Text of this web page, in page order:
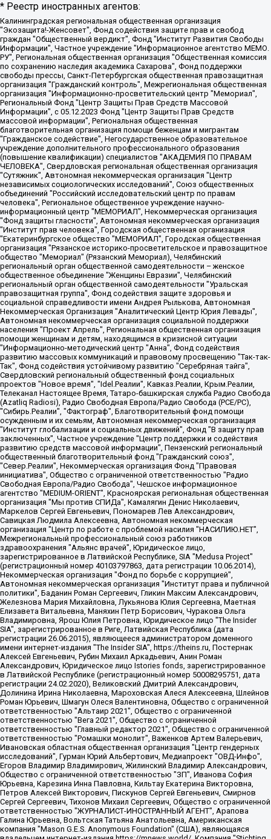
* Реестр иностранных агентов:
Калининградская региональная общественная организация "Экозащита!-Женсовет", Фонд содействия защите прав и свобод граждан "Общественный вердикт", Фонд "Институт Развития Свободы Информации", Частное учреждение "Информационное агентство МЕМО. РУ", Региональная общественная организация "Общественная комиссия по сохранению наследия академика Сахарова", Фонд поддержки свободы прессы, Санкт-Петербургская общественная правозащитная организация "Гражданский контроль", Межрегиональная общественная организация "Информационно-просветительский центр "Мемориал", Региональный Фонд "Центр Защиты Прав Средств Массовой Информации", с 05.12.2023 Фонд "Центр Защиты Прав Средств массовой информации", Региональная общественная благотворительная организация помощи беженцам и мигрантам "Гражданское содействие", Негосударственное образовательное учреждение дополнительного профессионального образования (повышение квалификации) специалистов "АКАДЕМИЯ ПО ПРАВАМ ЧЕЛОВЕКА", Свердловская региональная общественная организация "Сутяжник", Автономная некоммерческая организация "Центр независимых социологических исследований", Союз общественных объединений "Российский исследовательский центр по правам человека", Региональное общественное учреждение научно-информационный центр "МЕМОРИАЛ", Некоммерческая организация "Фонд защиты гласности", Автономная некоммерческая организация "Институт прав человека", Городская общественная организация "Екатеринбургское общество "МЕМОРИАЛ", Городская общественная организация "Рязанское историко-просветительское и правозащитное общество "Мемориал" (Рязанский Мемориал), Челябинский региональный орган общественной самодеятельности – женское общественное объединение "Женщины Евразии", Челябинский региональный орган общественной самодеятельности "Уральская правозащитная группа", Фонд содействия защите здоровья и социальной справедливости имени Андрея Рылькова, Автономная Некоммерческая Организация "Аналитический Центр Юрия Левады", Автономная некоммерческая организация социальной поддержки населения "Проект Апрель", Региональная общественная организация помощи женщинам и детям, находящимся в кризисной ситуации "Информационно-методический центр "Анна", Фонд содействия развитию массовых коммуникаций и правовому просвещению "Так-так-Так", Фонд содействия устойчивому развитию "Серебряная тайга", Свердловский региональный общественный фонд социальных проектов "Новое время", "Idel.Реалии", Кавказ.Реалии, Крым.Реалии, Телеканал Настоящее Время, Татаро-башкирская служба Радио Свобода (Azatliq Radiosi), Радио Свободная Европа/Радио Свобода (PCE/PC), "Сибирь.Реалии", "Фактограф", Благотворительный фонд помощи осужденным и их семьям, Автономная некоммерческая организация "Институт глобализации и социальных движений", Фонд "В защиту прав заключенных", Частное учреждение "Центр поддержки и содействия развитию средств массовой информации", Пензенский региональный общественный благотворительный фонд "Гражданский союз", "Север.Реалии", Некоммерческая организация Фонд "Правовая инициатива", Общество с ограниченной ответственностью "Радио Свободная Европа/Радио Свобода", Чешское информационное агентство "MEDIUM-ORIENT", Красноярская региональная общественная организация "Мы против СПИДа", Камалягин Денис Николаевич, Маркелов Сергей Евгеньевич, Пономарев Лев Александрович, Савицкая Людмила Алексеевна, Автономная некоммерческая организация "Центр по работе с проблемой насилия "НАСИЛИЮ.НЕТ", Межрегиональный профессиональный союз работников здравоохранения "Альянс врачей", Юридическое лицо, зарегистрированное в Латвийской Республике, SIA "Medusa Project" (регистрационный номер 40103797863, дата регистрации 10.06.2014), Некоммерческая организация "Фонд по борьбе с коррупцией", Автономная некоммерческая организация "Институт права и публичной политики", Баданин Роман Сергеевич, Гликин Максим Александрович, Железнова Мария Михайловна, Лукьянова Юлия Сергеевна, Маетная Елизавета Витальевна, Маняхин Петр Борисович, Чуракова Ольга Владимировна, Ярош Юлия Петровна, Юридическое лицо "The Insider SIA", зарегистрированное в Риге, Латвийская Республика (дата регистрации 26.06.2015), являющееся администратором доменного имени интернет-издания "The Insider SIA", https://theins.ru, Постернак Алексей Евгеньевич, Рубин Михаил Аркадьевич, Анин Роман Александрович, Юридическое лицо Istories fonds, зарегистрированное в Латвийской Республике (регистрационный номер 50008295751, дата регистрации 24.02.2020), Великовский Дмитрий Александрович, Долинина Ирина Николаевна, Мароховская Алеся Алексеевна, Шлейнов Роман Юрьевич, Шмагун Олеся Валентиновна, Общество с ограниченной ответственностью "Альтаир 2021", Общество с ограниченной ответственностью "Вега 2021", Общество с ограниченной ответственностью "Главный редактор 2021", Общество с ограниченной ответственностью "Ромашки монолит", Важенков Артем Валерьевич, Ивановская областная общественная организация "Центр гендерных исследований", Гурман Юрий Альбертович, Медиапроект "ОВД-Инфо", Егоров Владимир Владимирович, Жилинский Владимир Александрович, Общество с ограниченной ответственностью "ЗП", Иванова София Юрьевна, Карезина Инна Павловна, Кильтау Екатерина Викторовна, Петров Алексей Викторович, Пискунов Сергей Евгеньевич, Смирнов Сергей Сергеевич, Тихонов Михаил Сергеевич, Общество с ограниченной ответственностью "ЖУРНАЛИСТ-ИНОСТРАННЫЙ АГЕНТ", Арапова Галина Юрьевна, Вольтская Татьяна Анатольевна, Американская компания "Mason G.E.S. Anonymous Foundation" (США), являющаяся владельцем интернет-издания https://mnews.world/, Компания "Stichting Bellingcat", зарегистрированная в Нидерландах (дата регистрации 11.07.2018), Захаров Андрей Вячеславович, Клепиковская Екатерина Дмитриевна, Общество с ограниченной ответственностью "МЕМО", Перл Роман Александрович, Симонов Евгений Алексеевич, Соловьева Елена Анатольевна, Сотников Даниил Владимирович, Сурначева Елизавета Дмитриевна, Автономная некоммерческая организация по защите прав человека и информированию населения "Якутия – Наше Мнение", Общество с ограниченной ответственностью "Москоу диджитал медиа", с 26.01.2023 Общество с ограниченной ответственностью "Чайка Белые сады", Ветошкина Валерия Валерьевна, Заговора Максим Александрович, Межрегиональное общественное движение "Российская ЛГБТ - сеть", Оленичев Максим Владимирович, Павлов Иван Юрьевич, Скворцова Елена Сергеевна, Общество с ограниченной ответственностью "Как бы инагент", Кочетков Игорь Викторович, Общество с ограниченной ответственностью "Честные выборы", Еланчик Олег Александрович, Общество с ограниченной ответственностью "Нобелевский призыв", Гималова Регина Эмилевна, Григорьев Андрей Валерьевич, Григорьева Алина Александровна, Ассоциация по содействию защите прав призывников, альтернативнослужащих и военнослужащих "Правозащитная группа "Гражданин.Армия.Право", Хисамова Регина Фаритовна, Автономная некоммерческая организация по реализации социально-правовых программ "Лилит", Дальневосточное общественное движение "Маяк", Санкт-Петербургская ЛГБТ-инициативная группа "Выход", Инициативная группа ЛГБТ+ "Реверс", Алексеев Андрей Викторович, Бекбулатова Таисия Львовна, Беляев Иван Михайлович, Владыкина Елена Сергеевна, Гельман Марат Александрович, Никульшина Вероника Юрьевна, Толоконникова Надежда Андреевна, Шендерович Виктор Анатольевич, Общество с ограниченной ответственностью "Данное сообщение", Общество с ограниченной ответственностью Издательский дом "Новая глава", Айнбиндер Александра Александровна, Московский комьюнити-центр для ЛГБТ+инициатив, Благотворительный фонд развития филантропии, Deutsche Welle (Германия, Kurt-Schumacher-Strasse 3, 53113 Bonn), Борзунова Мария Михайловна, Воробьев Виктор Викторович, Голубева Анна Львовна, Константинова Алла Михайловна, Малкова Ирина Владимировна, Мурадов Мурад Абдулгалимович, Осетинская Елизавета Николаевна, Понасенков Евгений Николаевич, Ганапольский Матвей Юрьевич, Киселев Евгений Алексеевич, Борухович Ирина Григорьевна, Дремин Иван Тимофеевич, Дубровский Дмитрий Викторович, Красноярская региональная общественная организация поддержки и развития альтернативных образовательных технологий и межкультурных коммуникаций "ИНТЕРРА", Маяковская Екатерина Алексеевна, Фейгин Марк Захарович, Филимонов Андрей Викторович, Дзугкоева Регина Николаевна, Доброхотов Роман Александрович, Дудь Юрий Александрович, Елкин Сергей Владимирович, Кругликов Кирилл Игоревич, Сабунаева Мария Леонидовна, Семенов Алексей Владимирович, Шаинян Карен Багратович, Шульман Екатерина Михайловна, Асафьев Артур Валерьевич, Вахштайн Виктор Семенович, Венедиктов Алексей Алексеевич, Лушникова Екатерина Евгеньевна, Волков Леонид Михайлович, Невзоров Александр Глебович, Пархоменко Сергей Борисович, Сироткин Ярослав Николаевич, Кара-Мурза Владимир Владимирович, Баранова Наталья Владимировна, Гозман Леонид Яковлевич, Кагарлицкий Борис Юльевич, Климарев Михаил Валерьевич, Милов Владимир Станиславович, Автономная некоммерческая организация Краснодарский центр современного искусства "Типография", Моргенштерн Алишер Тагирович, Соболь Любовь Эдуардовна, Общество с ограниченной ответственностью "ЛИЗА НОРМ", Каспаров Гарри Кимович, Ходорковский Михаил Борисович, Общество с ограниченной ответственностью "Апрельские тезисы", Данилович Ирина Брониславовна, Кашин Олег Владимирович, Петров Николай Владимирович, Пивоваров Алексей Владимирович, Соколов Михаил Владимирович, Цветкова Юлия Владимировна, Чичваркин Евгений Александрович, Комитет против пыток/Команда против пыток, Общество с ограниченной ответственностью "Первый научный", Общество с ограниченной ответственностью "Вертолет и ко", Белоцерковская Вероника Борисовна, Кац Максим Евгеньевич, Лазарева Татьяна Юрьевна, Шаведдинов Руслан Табризович, Яшин Илья Валерьевич, Общество с ограниченной ответственностью "Иноагент ААВ", Алешковский Дмитрий Петрович, Альбац Евгения Марковна, Быков Дмитрий Львович, Галямина Юлия Евгеньевна, Лойко Сергей Леонидович, Мартынов Кирилл Константинович, Медведев Сергей Александрович, Крашенинников Федор Геннадиевич, Гордеева Катерина Вл